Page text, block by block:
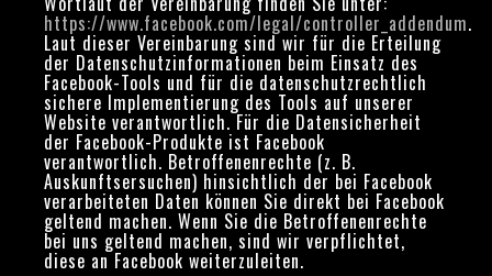
https://www.facebook.com/legal/controller_addendum.
Laut dieser Vereinbarung sind wir für die Erteilung
der Datenschutzinformationen beim Einsatz des
Facebook-Tools und für die datenschutzrechtlich
sichere Implementierung des Tools auf unserer
Website verantwortlich. Für die Datensicherheit
der Facebook-Produkte ist Facebook
verantwortlich. Betroffenenrechte (z. B.
Auskunftsersuchen) hinsichtlich der bei Facebook
verarbeiteten Daten können Sie direkt bei Facebook
geltend machen. Wenn Sie die Betroffenenrechte
bei uns geltend machen, sind wir verpflichtet,
diese an Facebook weiterzuleiten.